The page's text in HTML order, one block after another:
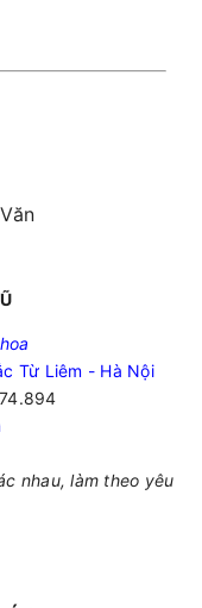
Từ Liêm - Hà Nội
nhau, làm theo yêu